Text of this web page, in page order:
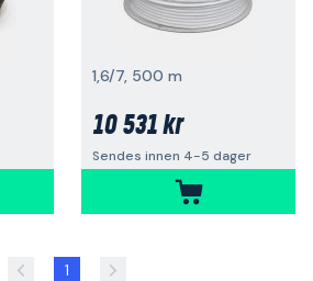
1,6/7, 500 m
10 531 kr
Sendes innen 4-5 dager
1